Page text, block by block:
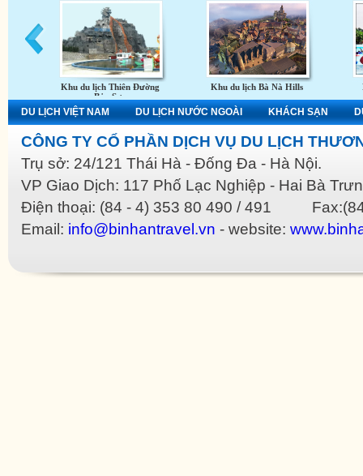
Khu du lịch Thiên Đường
Bảo Sơn
Khu du lịch Bà Nà Hills
DU LỊCH VIỆT NAM DU LỊCH NƯỚC NGOÀI KHÁCH SẠN
CÔNG TY CỔ PHẦN DỊCH VỤ DU LỊCH
Trụ sở: 24/121 Thái Hà - Đống Đa - Hà Nội.
VP Giao Dịch: 117 Phố Lạc Nghiệp - Hai Bà
Điện thoại: (84 - 4) 353 80 490 / 491 Fax:(84
Email: info@binhantravel.vn - website: